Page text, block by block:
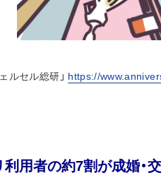
ルセル総研」 https://
利用者の約7割が成婚・